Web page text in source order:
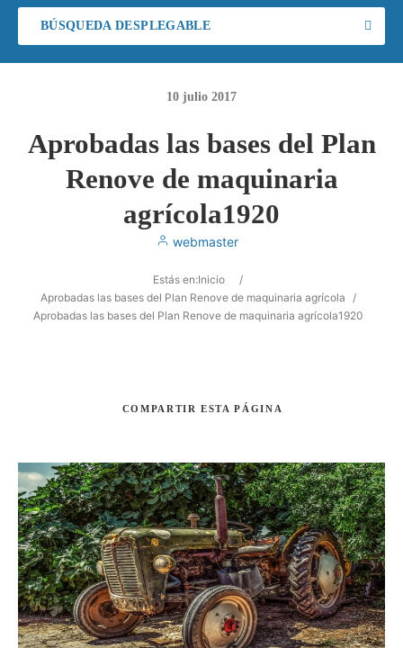
BÚSQUEDA DESPLEGABLE
10 julio 2017
Aprobadas las bases del Plan
Renove de maquinaria
agrícola1920
webmaster
Estás en:Inicio
/
Aprobadas las bases del Plan Renove de maquinaria agrícola /
Aprobadas las bases del Plan Renove de maquinaria agrícola1920
COMPARTIR ESTA PÁGINA